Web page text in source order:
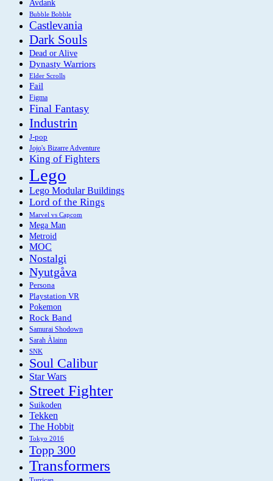
Avdank
Bubble Bobble
Castlevania
Dark Souls
Dead or Alive
Dynasty Warriors
Elder Scrolls
Fail
Figma
Final Fantasy
Industrin
J-pop
Jojo's Bizarre Adventure
King of Fighters
Lego
Lego Modular Buildings
Lord of the Rings
Marvel vs Capcom
Mega Man
Metroid
MOC
Nostalgi
Nyutgåva
Persona
Playstation VR
Pokemon
Rock Band
Samurai Shodown
Sarah Àlainn
SNK
Soul Calibur
Star Wars
Street Fighter
Suikoden
Tekken
The Hobbit
Tokyo 2016
Topp 300
Transformers